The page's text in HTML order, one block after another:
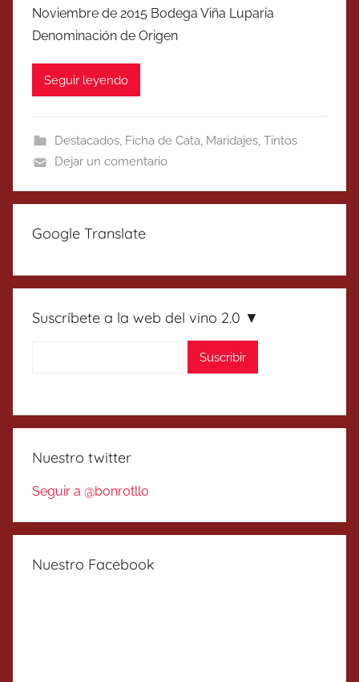
Noviembre de 2015 Bodega Viña Luparia
Denominación de Origen
Seguir leyendo
Destacados, Ficha de Cata, Maridajes, Tintos
Dejar un comentario
Google Translate
Suscríbete a la web del vino 2.0 ▼
Nuestro twitter
Seguir a @bonrotllo
Nuestro Facebook